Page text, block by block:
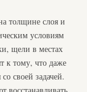
толщине слоя и
условиям
щели в местах
к тому, что даже
своей задачей.
восстанавливать